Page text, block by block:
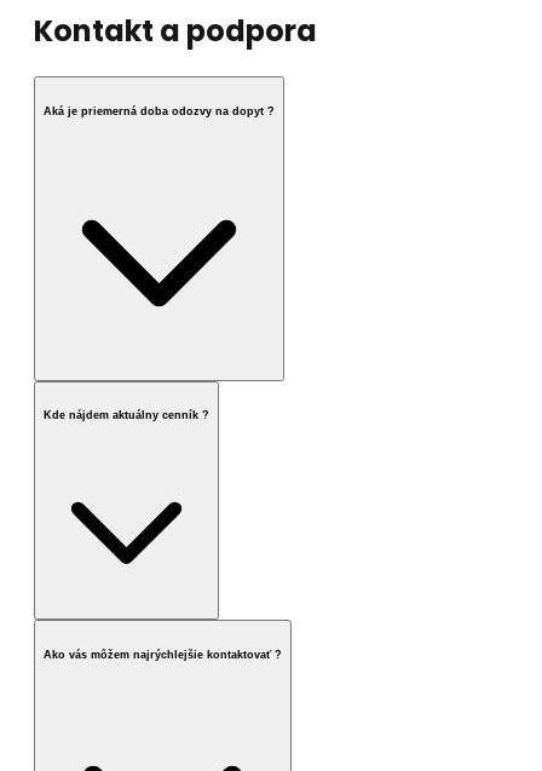
Kontakt a podpora
Aká je priemerná doba odozvy na dopyt ?
Kde nájdem aktuálny cenník ?
Ako vás môžem najrýchlejšie kontaktovať ?